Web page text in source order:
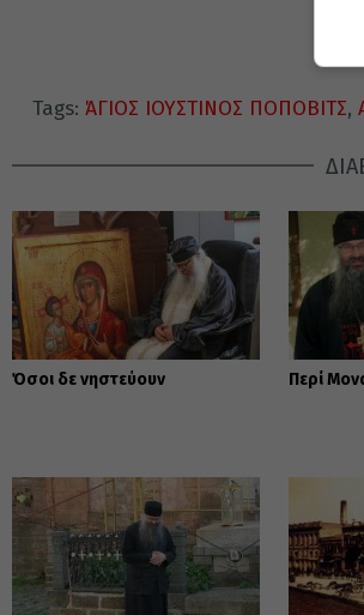
Tags: ΆΓΙΟΣ ΙΟΥΣΤΙΝΟΣ ΠΟΠΟΒΙΤΣ,
Όσοι δε νηστεύουν Περί